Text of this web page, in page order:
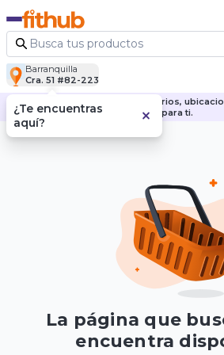
Barranquilla
Cra. 51 #82-223
Descubre nuestras sedes, horarios,
para ti.
La página que
encuentra
¿Te encuentras
aquí?